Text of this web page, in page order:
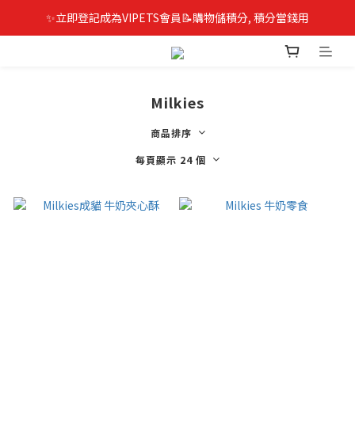
✨立即登記成為VIPETS會員📝購物儲積分, 積分當錢用
Milkies
商品排序
每頁顯示 24 個